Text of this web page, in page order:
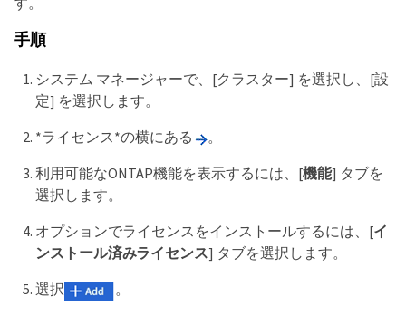
手順
システム マネージャーで、[クラスター] を選択し、[設
定] を選択します。
*ライセンス*の横にある
。
利用可能なONTAP機能を表示するには、[機能] タブを
選択します。
オプションでライセンスをインストールするには、[イ
ンストール済みライセンス] タブを選択します。
選択
。